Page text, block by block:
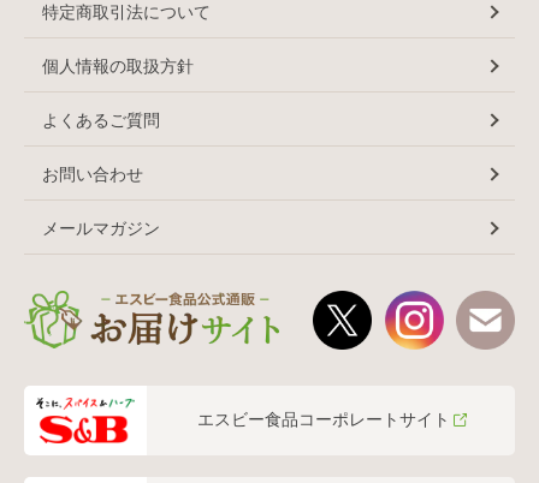
特定商取引法について
個人情報の取扱方針
よくあるご質問
お問い合わせ
メールマガジン
エスビー食品コーポレートサイト